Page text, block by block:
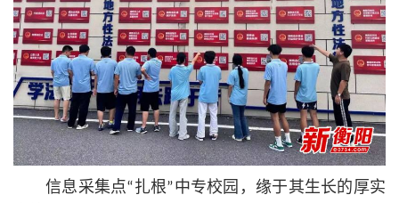
信息采集点“扎根”中专校园，缘于其生长的厚实